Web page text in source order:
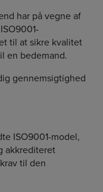
har på vegne af
til at sikre kvalitet
en bedemand.
gennemsigtighed
ISO9001-model,
akkrediteret
til den